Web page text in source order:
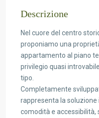
Descrizione
Nel cuore del centro
proponiamo una
appartamento al piano
privilegio quasi
tipo.
Completamente
rappresenta la
comodità e accessibilità,